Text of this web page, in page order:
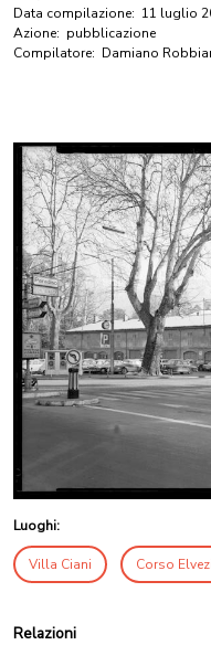
Data compilazione: 11 luglio
Azione: pubblicazione
Compilatore: Damiano
Luoghi:
Villa Ciani Corso
Relazioni